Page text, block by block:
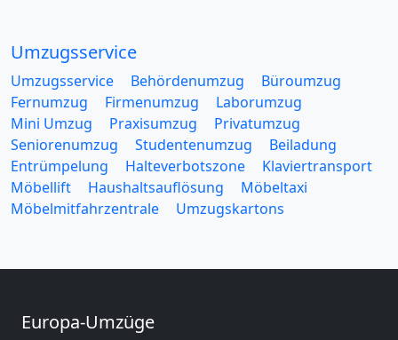
Umzugsservice
Umzugsservice Behördenumzug
Büroumzug
Fernumzug
Firmenumzug
Laborumzug
Mini Umzug
Praxisumzug
Privatumzug
Seniorenumzug
Studentenumzug
Beiladung
Entrümpelung
Halteverbotszone
Klaviertransport
Möbellift
Haushaltsauflösung
Möbeltaxi
Möbelmitfahrzentrale
Umzugskartons
Europa-Umzüge